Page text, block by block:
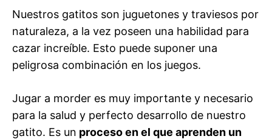
Nuestros gatitos son juguetones y traviesos por
naturaleza, a la vez poseen una habilidad para
cazar increíble. Esto puede suponer una
peligrosa combinación en los juegos.
Jugar a morder es muy importante y necesario
para la salud y perfecto desarrollo de nuestro
gatito. Es un proceso en el que aprenden un